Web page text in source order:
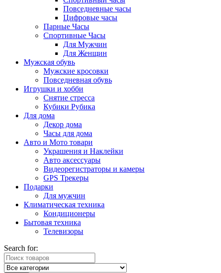
Повседневные часы
Цифровые часы
Парные Часы
Спортивные Часы
Для Мужчин
Для Женщин
Мужская обувь
Мужские кросовки
Повседневная обувь
Игрушки и хобби
Снятие стресса
Кубики Рубика
Для дома
Декор дома
Часы для дома
Авто и Мото товари
Украшения и Наклейки
Авто аксессуары
Видеорегистраторы и камеры
GPS Трекеры
Подарки
Для мужчин
Климатическая техника
Кондиционеры
Бытовая техника
Телевизоры
Search for: